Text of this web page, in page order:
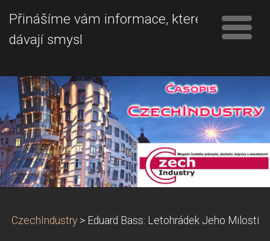
Přinášíme vám informace, které
dávají smysl
CzechIndustry > Eduard Bass: Letohrádek Jeho Milosti